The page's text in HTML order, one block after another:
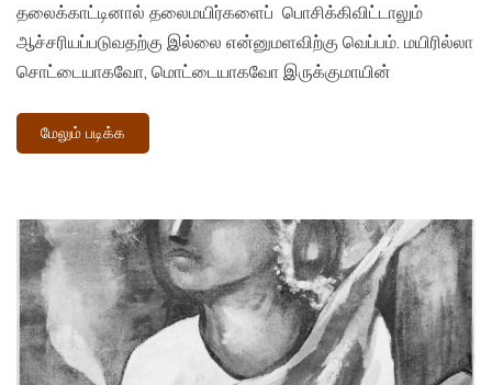
தலைக்காட்டினால் தலைமயிர்களைப் பொசிக்கிவிட்டாலும்
ஆச்சரியப்படுவதற்கு இல்லை என்னுமளவிற்கு வெப்பம். மயிரில்லா
சொட்டையாகவோ, மொட்டையாகவோ இருக்குமாயின்
மேலும் படிக்க